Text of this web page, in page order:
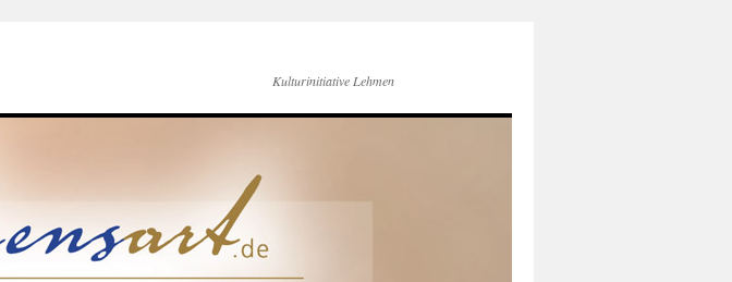
Kulturinitiative Lehmen